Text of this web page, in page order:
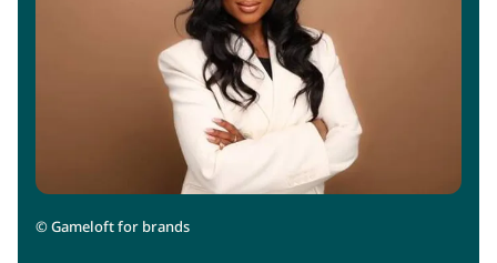
©Gameloft for brands